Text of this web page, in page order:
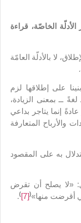
الخاصّة، قراءة
لا بالأدلّة العامّة
بنينا على إطلاقها لزم
ــ بمعنى الزيادة،
إنما يتاجر بداعي
والأرباح المتعارفة
به على المقصود
«لا يصلح أن تقرض
أقرضت منها»(
[7]
)
.